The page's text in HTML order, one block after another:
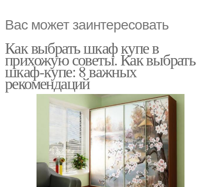
Вас может заинтересовать
Как выбрать шкаф купе в
прихожую советы. Как выбрать
шкаф-купе: 8 важных
рекомендаций